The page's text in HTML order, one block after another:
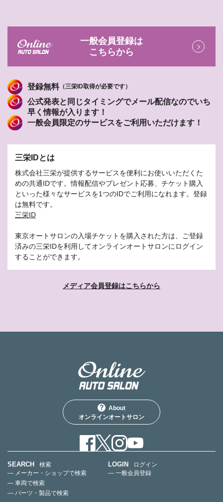
一般会員登録は
こちらから
登録無料（三栄ID取得が必要です）
公式発表と同じタイミングでメール配信なのでいち
早く情報が入ります！
一般会員限定のサービスをご利用いただけます！
三栄IDとは
株式会社三栄が提供するサービスを便利にお使いいただくた
めの共通IDです。情報配信やプレゼント応募、チケット購入
といった様々なサービスを1つのIDでご利用になれます。登録
は無料です。
三栄ID
東京オートサロンの入場チケットを購入された方は、ご登録
済みの三栄IDを利用してオンラインオートサロンにログイン
することができます。
メディア会員登録はこちらから
About
オンラインオートサロン
SEARCH
検索
— メーカー・ショップで検索
— 車両で検索
— パーツ・製品で検索
LOGIN
ログイン
— 一般会員登録